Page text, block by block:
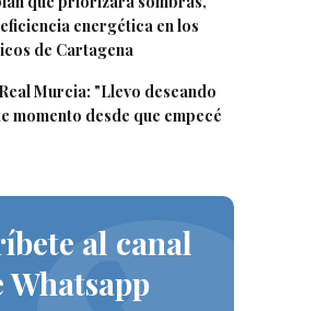
energética en los
de Cartagena
Murcia: "Llevo deseando
momento desde que empecé
al canal
Whatsapp